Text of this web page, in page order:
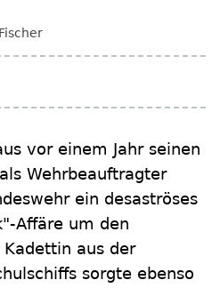
vor einem Jahr seinen
Wehrbeauftragter
ein desaströses
Affäre um den
aus der
sorgte ebenso